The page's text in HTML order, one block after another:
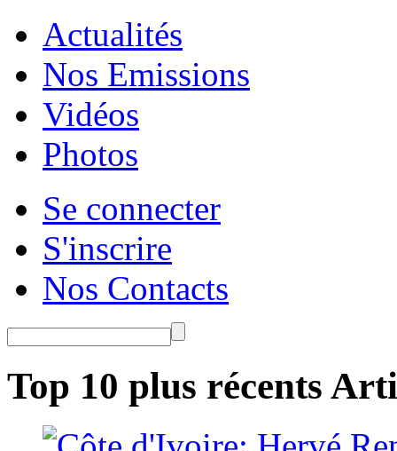
Actualités
Nos Emissions
Vidéos
Photos
Se connecter
S'inscrire
Nos Contacts
Top 10 plus récents